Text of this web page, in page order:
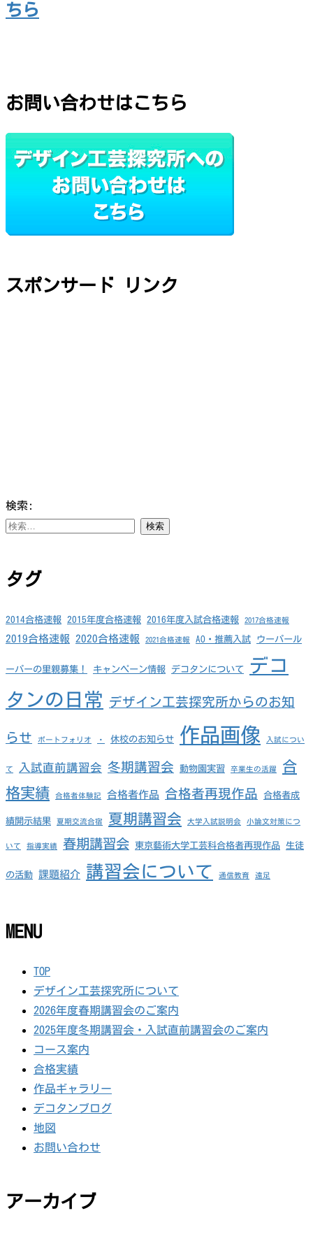
ちら
お問い合わせはこちら
スポンサード リンク
検索:
タグ
2014合格速報 2015年度合格速報 2016年度入試合格速報 2017合格速報
2019合格速報 2020合格速報 2021合格速報 AO・推薦入試 ウーパール
ーパーの里親募集！ キャンペーン情報 デコタンについて
デコ
タンの日常
デザイン工芸探究所からのお知
らせ ポートフォリオ ・ 休校のお知らせ 作品画像 入試につい
て 入試直前講習会 冬期講習会 動物園実習 卒業生の活躍
合
格実績
合格者体験記 合格者作品 合格者再現作品 合格者成
績開示結果 夏期交流合宿 夏期講習会 大学入試説明会 小論文対策につ
いて 指導実績 春期講習会 東京藝術大学工芸科合格者再現作品 生徒
の活動 課題紹介 講習会について 通信教育 遠足
MENU
TOP
デザイン工芸探究所について
2026年度春期講習会のご案内
2025年度冬期講習会・入試直前講習会のご案内
コース案内
合格実績
作品ギャラリー
デコタンブログ
地図
お問い合わせ
アーカイブ